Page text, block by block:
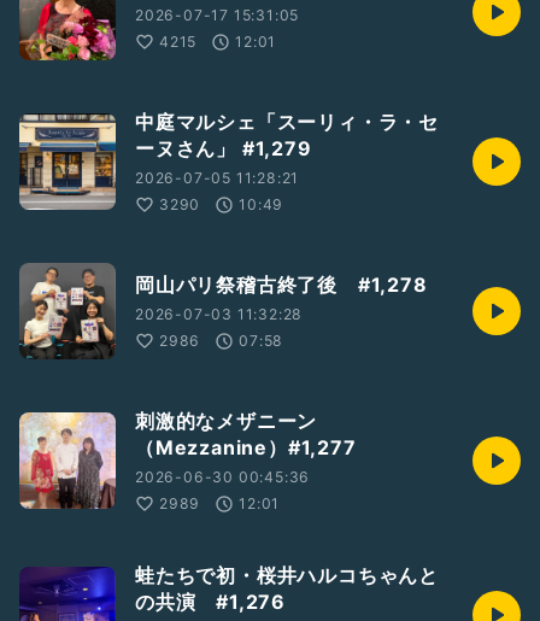
2026-07-17 15:31:05
4215
12:01
中庭マルシェ「スーリィ・ラ・セ
ーヌさん」 #1,279
2026-07-05 11:28:21
3290
10:49
岡山パリ祭稽古終了後 #1,278
2026-07-03 11:32:28
2986
07:58
刺激的なメザニーン
（Mezzanine）#1,277
2026-06-30 00:45:36
2989
12:01
蛙たちで初・桜井ハルコちゃんと
の共演 #1,276